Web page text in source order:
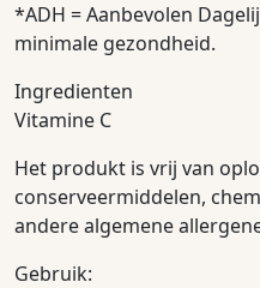
*ADH = Aanbevolen
minimale gezondheid.
Ingredienten
Vitamine C
Het produkt is vrij van
conserveermiddelen,
andere algemene
Gebruik: